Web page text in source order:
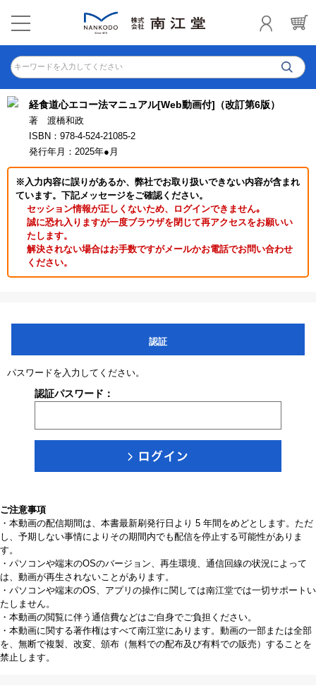
キーワードを入力してください
経食道心エコー法マニュアル[Web動画付]（改訂第6版）
著 渡橋和政
ISBN：978-4-524-21085-2
発行年月：2025年●月
※入力内容に誤りがあるか、弊社でお取り扱いできない内容が含まれ
ています。下記メッセージをご確認ください。
セッション情報が正しくないため、ログインできません｡
誠に恐れ入りますが一度ブラウザを閉じて再アクセスをお願いい
たします。
解決されない場合はお手数ですがメールかお電話でお問い合わせ
ください。
認証
パスワードを入力してください。
認証パスワード：
ご注意事項
・本動画の配信期間は、本書最新刷発行日より 5 年間をめどとします。ただ
し、予期しない事情によりその期間内でも配信を停止する可能性がありま
す。
・パソコンや端末のOSのバージョン、再生環境、通信回線の状況によって
は、動画が再生されないことがあります。
・パソコンや端末のOS、アプリの操作に関しては南江堂では一切サポートい
たしません。
・本動画の閲覧に伴う通信費などはご自身でご負担ください。
・本動画に関する著作権はすべて南江堂にあります。動画の一部または全部
を、無断で複製、改変、頒布（無料での配布及び有料での販売）することを
禁止します。